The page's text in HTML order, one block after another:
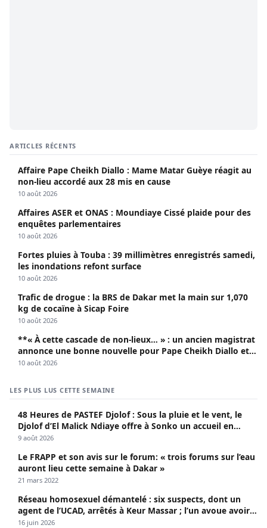
ARTICLES RÉCENTS
Affaire Pape Cheikh Diallo : Mame Matar Guèye réagit au
non-lieu accordé aux 28 mis en cause
10 août 2026
Affaires ASER et ONAS : Moundiaye Cissé plaide pour des
enquêtes parlementaires
10 août 2026
Fortes pluies à Touba : 39 millimètres enregistrés samedi,
les inondations refont surface
10 août 2026
Trafic de drogue : la BRS de Dakar met la main sur 1,070
kg de cocaïne à Sicap Foire
10 août 2026
**« À cette cascade de non-lieux… » : un ancien magistrat
annonce une bonne nouvelle pour Pape Cheikh Diallo et
Cie**
10 août 2026
LES PLUS LUS CETTE SEMAINE
48 Heures de PASTEF Djolof : Sous la pluie et le vent, le
Djolof d’El Malick Ndiaye offre à Sonko un accueil en
apothéose
9 août 2026
Le FRAPP et son avis sur le forum: « trois forums sur l’eau
auront lieu cette semaine à Dakar »
21 mars 2022
Réseau homosexuel démantelé : six suspects, dont un
agent de l’UCAD, arrêtés à Keur Massar ; l’un avoue avoir
propagé le VIH depuis 2018
16 juin 2026